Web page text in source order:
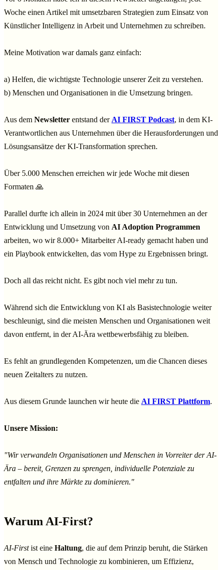
Woche einen Artikel mit umsetzbaren Strategien zum Einsatz von
Künstlicher Intelligenz in Arbeit und Unternehmen zu schreiben.
Meine Motivation war damals ganz einfach:
a) Helfen, die wichtigste Technologie unserer Zeit zu verstehen.
b) Menschen und Organisationen in die Umsetzung bringen.
Aus dem Newsletter entstand der AI FIRST Podcast, in dem KI-
Verantwortlichen aus Unternehmen über die Herausforderungen und
Lösungsansätze der KI-Transformation sprechen.
Über 5.000 Menschen erreichen wir jede Woche mit diesen
Formaten 🙏
Parallel durfte ich allein in 2024 mit über 30 Unternehmen an der
Entwicklung und Umsetzung von AI Adoption Programmen
arbeiten, wo wir 8.000+ Mitarbeiter AI-ready gemacht haben und
ein Playbook entwickelten, das vom Hype zu Ergebnissen bringt.
Doch all das reicht nicht. Es gibt noch viel mehr zu tun.
Während sich die Entwicklung von KI als Basistechnologie weiter
beschleunigt, sind die meisten Menschen und Organisationen weit
davon entfernt, in der AI-Ära wettbewerbsfähig zu bleiben.
Es fehlt an grundlegenden Kompetenzen, um die Chancen dieses
neuen Zeitalters zu nutzen.
Aus diesem Grunde launchen wir heute die AI FIRST Plattform.
Unsere Mission:
"Wir verwandeln Organisationen und Menschen in Vorreiter der AI-
Ära – bereit, Grenzen zu sprengen, individuelle Potenziale zu
entfalten und ihre Märkte zu dominieren."
Warum AI-First?
AI-Firstist eine Haltung, die auf dem Prinzip beruht, die Stärken
von Mensch und Technologie zu kombinieren, um Effizienz,